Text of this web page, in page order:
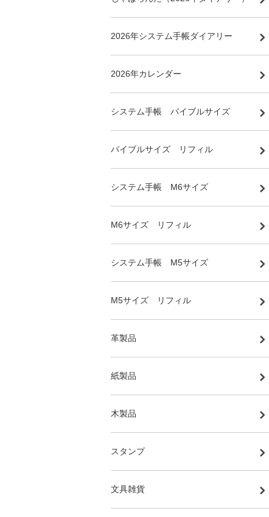
2026年システム手帳ダイアリー
2026年カレンダー
システム手帳 バイブルサイズ
バイブルサイズ リフィル
システム手帳 M6サイズ
M6サイズ リフィル
システム手帳 M5サイズ
M5サイズ リフィル
革製品
紙製品
木製品
スタンプ
文具雑貨